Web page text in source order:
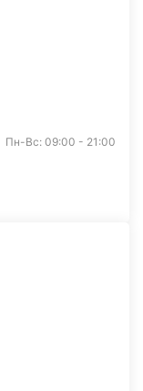
Пн-Вс: 09:00 - 21:00